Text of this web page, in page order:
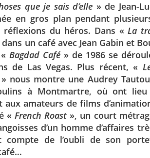
que je sais d’elle » de Jean-
en gros plan pendant
réflexions du héros. Dans «La
un café avec Jean Gabin et
Bagdad Café » de 1986 se
de Las Vegas. Plus récent, «
» nous montre une Audrey
à Montmartre, où ont lieu
aux amateurs de films
« French Roast », un court
d’un homme d’affaires
compte de l’oubli de son